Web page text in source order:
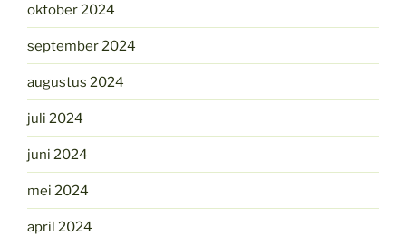
oktober 2024
september 2024
augustus 2024
juli 2024
juni 2024
mei 2024
april 2024